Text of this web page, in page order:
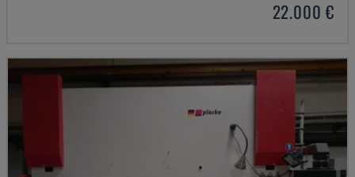
22.000 €